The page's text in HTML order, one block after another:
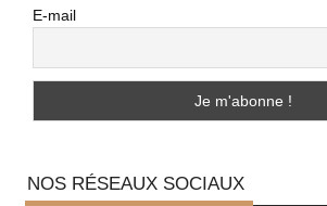
E-mail
NOS RÉSEAUX SOCIAUX